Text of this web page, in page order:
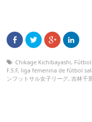
Chikage Kichibayashi,
F.S.F, liga femenina de fútbol
ンフットサル女子リーグ,吉林千